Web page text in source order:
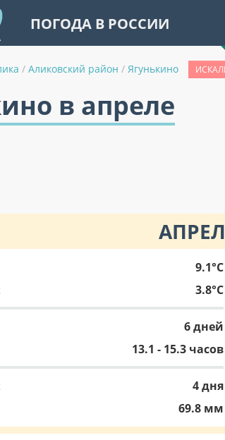
ПОГОДА В РОССИИ
/ Аликовский район / Ягунькино
в апреле
9.1°C
3.8°C
6 дней
13.1 - 15.3 часов
4 дня
69.8 мм